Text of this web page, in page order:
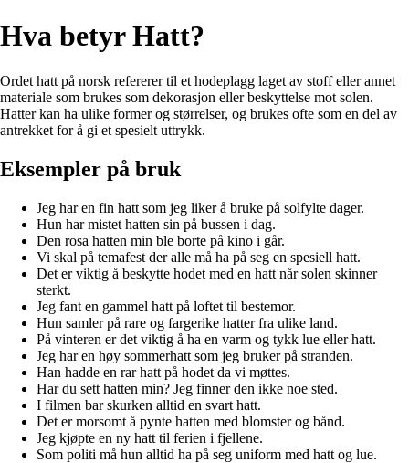
Hva betyr Hatt?
Ordet hatt på norsk refererer til et hodeplagg laget av stoff eller annet
materiale som brukes som dekorasjon eller beskyttelse mot solen.
Hatter kan ha ulike former og størrelser, og brukes ofte som en del av
antrekket for å gi et spesielt uttrykk.
Eksempler på bruk
Jeg har en fin hatt som jeg liker å bruke på solfylte dager.
Hun har mistet hatten sin på bussen i dag.
Den rosa hatten min ble borte på kino i går.
Vi skal på temafest der alle må ha på seg en spesiell hatt.
Det er viktig å beskytte hodet med en hatt når solen skinner
sterkt.
Jeg fant en gammel hatt på loftet til bestemor.
Hun samler på rare og fargerike hatter fra ulike land.
På vinteren er det viktig å ha en varm og tykk lue eller hatt.
Jeg har en høy sommerhatt som jeg bruker på stranden.
Han hadde en rar hatt på hodet da vi møttes.
Har du sett hatten min? Jeg finner den ikke noe sted.
I filmen bar skurken alltid en svart hatt.
Det er morsomt å pynte hatten med blomster og bånd.
Jeg kjøpte en ny hatt til ferien i fjellene.
Som politi må hun alltid ha på seg uniform med hatt og lue.